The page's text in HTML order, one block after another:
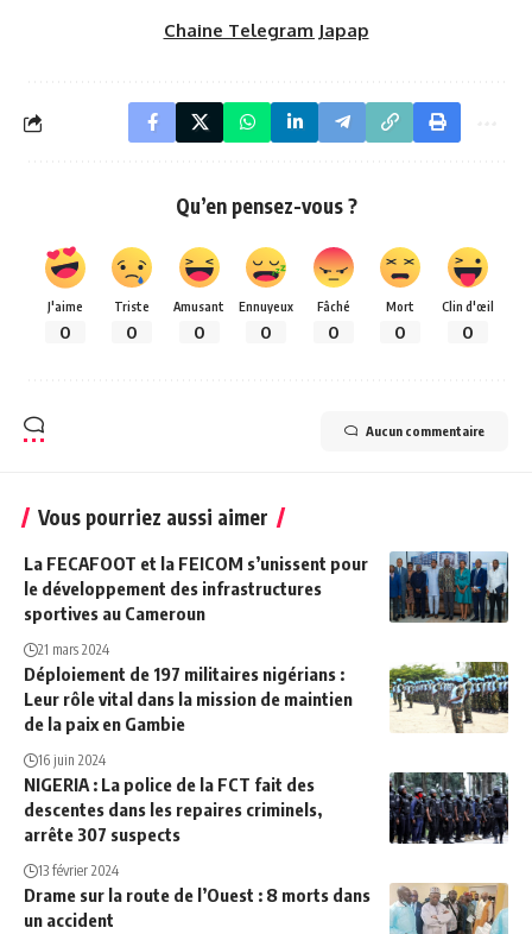
Chaine Telegram Japap
Qu’en pensez-vous ?
J'aime
0
Triste
0
Amusant
0
Ennuyeux
0
Fâché
0
Mort
0
Clin d'œil
0
Aucun commentaire
Vous pourriez aussi aimer
La FECAFOOT et la FEICOM s’unissent pour
le développement des infrastructures
sportives au Cameroun
21 mars 2024
Déploiement de 197 militaires nigérians :
Leur rôle vital dans la mission de maintien
de la paix en Gambie
16 juin 2024
NIGERIA : La police de la FCT fait des
descentes dans les repaires criminels,
arrête 307 suspects
13 février 2024
Drame sur la route de l’Ouest : 8 morts dans
un accident